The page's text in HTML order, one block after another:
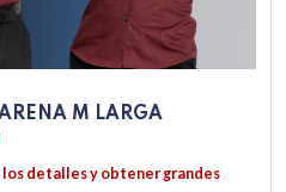
M LARGA
detalles y obtener grandes